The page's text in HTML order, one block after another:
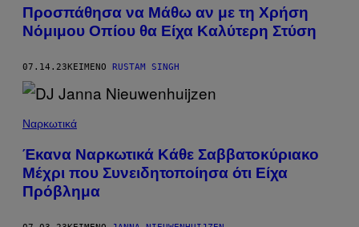
Προσπάθησα να Μάθω αν με τη Χρήση
Νόμιμου Οπίου θα Είχα Καλύτερη Στύση
07.14.23ΚΕΊΜΕΝΟ RUSTAM SINGH
Ναρκωτικά
Έκανα Ναρκωτικά Κάθε Σαββατοκύριακο
Μέχρι που Συνειδητοποίησα ότι Είχα
Πρόβλημα